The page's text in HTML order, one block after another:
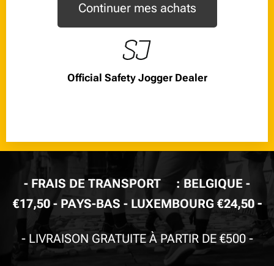
Continuer mes achats
Official Safety Jogger Dealer
- FRAIS DE TRANSPORT🚚: BELGIQUE -
€17,50 - PAYS-BAS - LUXEMBOURG €24,50-
- LIVRAISON GRATUITE À PARTIR DE €500-